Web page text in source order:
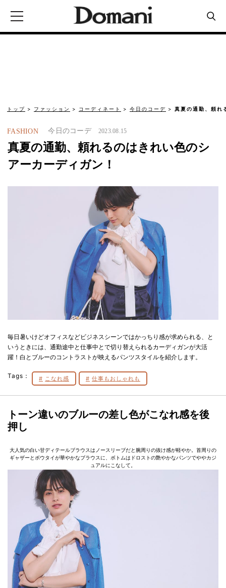
トップ ファッション コーディネート 今日のコーデ 真夏の通勤、頼れ
FASHION 今日のコーデ 2023.08.15
真夏の通勤、頼れるのはきれい色のシ
アーカーディガン！
毎日暑いけどオフィスなどビジネスシーンではかっちり感が求められる、と
いうときには、通勤途中と仕事中とで切り替えられるカーディガンが大活
躍！白とブルーのコントラストが映えるパンツスタイルを紹介します。
Tags： こなれ感 仕事もおしゃれも
トーン違いのブルーの差し色がこなれ感を後
押し
大人気の白い甘ディテールブラウスはノースリーブだと腕周りの抜け感が軽やか。首周りの
ギャザーとボウタイが華やかなブラウスに、ボトムはドロストの艶やかなパンツでややカジ
ュアルにこなして。